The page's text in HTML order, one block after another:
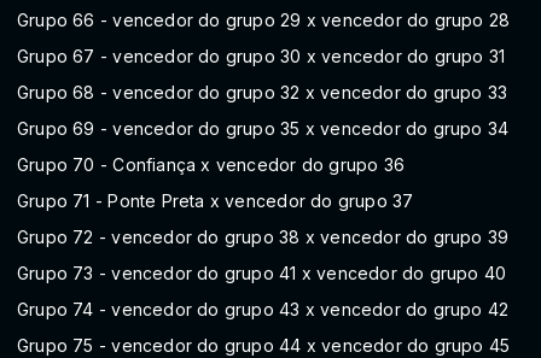
Grupo 66 - vencedor do grupo 29 x vencedor do grupo 28
Grupo 67 - vencedor do grupo 30 x vencedor do grupo 31
Grupo 68 - vencedor do grupo 32 x vencedor do grupo 33
Grupo 69 - vencedor do grupo 35 x vencedor do grupo 34
Grupo 70 - Confiança x vencedor do grupo 36
Grupo 71 - Ponte Preta x vencedor do grupo 37
Grupo 72 - vencedor do grupo 38 x vencedor do grupo 39
Grupo 73 - vencedor do grupo 41 x vencedor do grupo 40
Grupo 74 - vencedor do grupo 43 x vencedor do grupo 42
Grupo 75 - vencedor do grupo 44 x vencedor do grupo 45